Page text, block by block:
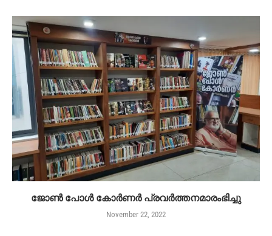
ജോൺ പോൾ കോർണർ പ്രവർത്തനമാരംഭിച്ചു
November 22, 2022